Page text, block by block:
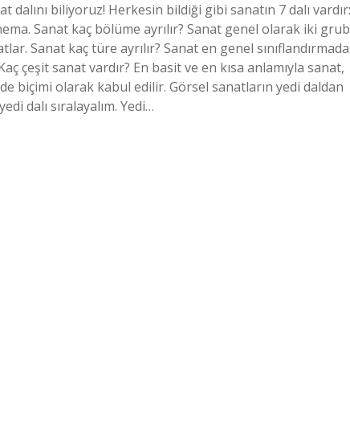
dalını biliyoruz! Herkesin bildiği gibi sanatın 7 dalı vardır:
Sanat kaç bölüme ayrılır? Sanat genel olarak iki
Sanat kaç türe ayrılır? Sanat en genel sınıflandırmada
çeşit sanat vardır? En basit ve en kısa anlamıyla sanat,
biçimi olarak kabul edilir. Görsel sanatların yedi daldan
dalı sıralayalım. Yedi…